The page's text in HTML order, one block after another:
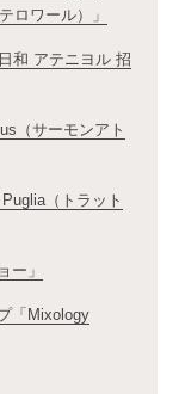
ロワール）」
和 アテニヨル 招
（サーモンアト
（トラット
ー」
「Mixology